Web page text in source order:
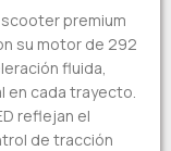
scooter premium
su motor de 292
fluida,
en cada trayecto.
reflejan el
de tracción